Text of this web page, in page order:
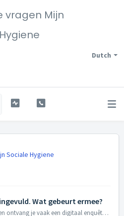
vragen Mijn
Dutch
Sociale Hygiene
Wat gebeurt ermee?
Na afloop van een examen ontvang je vaak een digitaal enquêteformulier van ons. De enquêtes worden periodiek door ons bekeken en beoordeeld. De opmerkingen ...